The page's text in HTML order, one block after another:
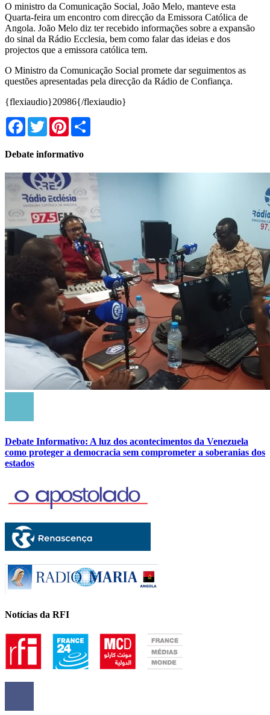
O ministro da Comunicação Social, João Melo, manteve esta
Quarta-feira um encontro com direcção da Emissora Católica de
Angola. João Melo diz ter recebido informações sobre a expansão
do sinal da Rádio Ecclesia, bem como falar das ideias e dos
projectos que a emissora católica tem.
O Ministro da Comunicação Social promete dar seguimentos as
questões apresentadas pela direcção da Rádio de Confiança.
{flexiaudio}20986{/flexiaudio}
Facebook
TwitterPinterest
Debate informativo
Debate Informativo: A luz dos acontecimentos da Venezuela
como proteger a democracia sem comprometer a soberanias dos
estados
Notícias da RFI